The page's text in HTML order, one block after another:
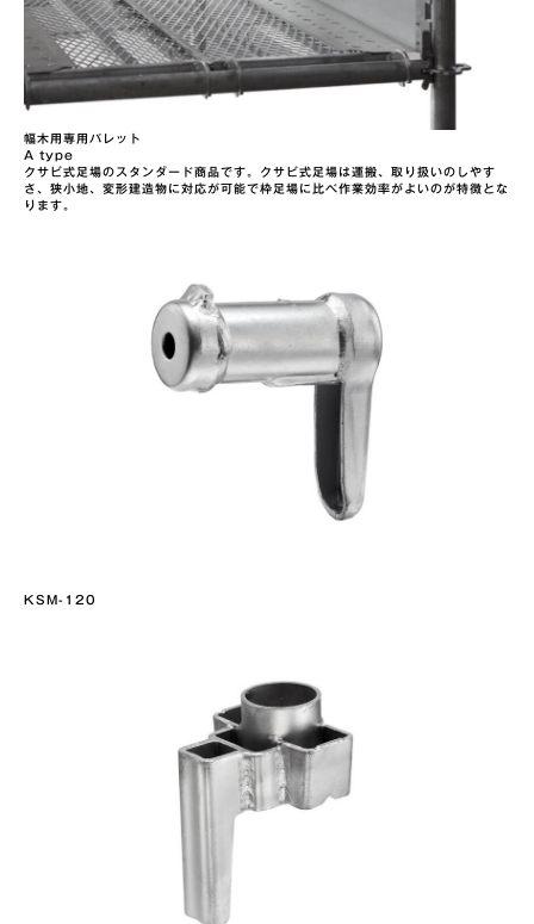
幅木用専用パレット
A type
クサビ式足場のスタンダード商品です。クサビ式足場は運搬、取り扱いのしやす
さ、狭小地、変形建造物に対応が可能で枠足場に比べ作業効率がよいのが特徴とな
ります。
KSM-120